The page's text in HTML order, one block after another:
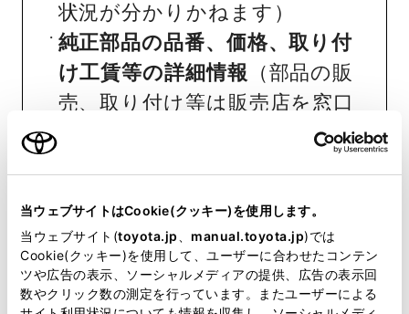
当ウェブサイトはCookie(クッキー)を使用します。
当ウェブサイト(toyota.jp manual.toyota.jp)では
Cookie(クッキー)を使用して、ユーザーに合わせたコンテン
ツや広告の表示、ソーシャルメディアの提供、広告の表示回
数やクリック数の測定を行っています。またユーザーによる
状況が分かりかねます）
純正部品の品番、価格、取り付
け工賃等の詳細情報 （部品の販
売、取り付け等は販売店を窓口
にご相談いただけますと幸いで
等
おクルマに関するお問い合わせ
は、自動車検査証（車検証）をご